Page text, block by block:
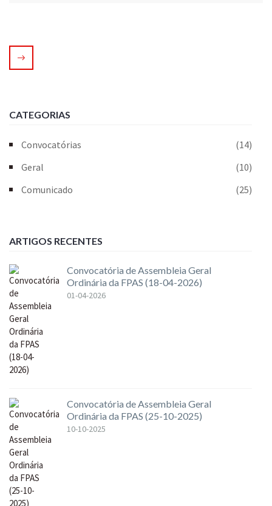
CATEGORIAS
Convocatórias
(14)
Geral
(10)
Comunicado
(25)
ARTIGOS RECENTES
Convocatória de Assembleia Geral
Ordinária da FPAS (18-04-2026)
01-04-2026
Convocatória de Assembleia Geral
Ordinária da FPAS (25-10-2025)
10-10-2025